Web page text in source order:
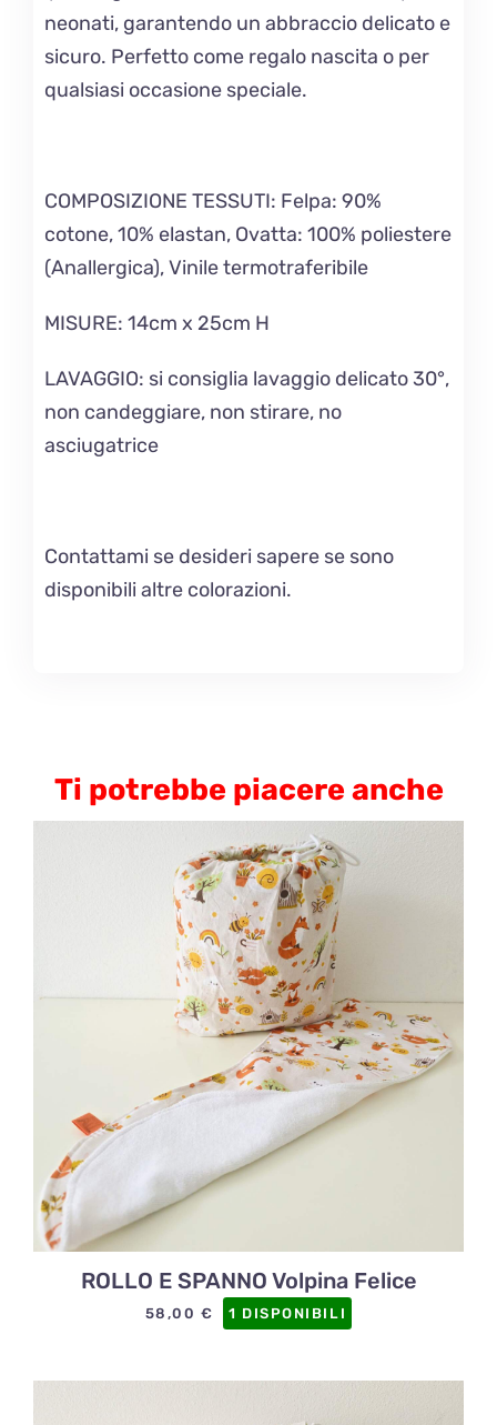
neonati, garantendo un abbraccio delicato e
sicuro. Perfetto come regalo nascita o per
qualsiasi occasione speciale.
COMPOSIZIONE TESSUTI: Felpa: 90%
cotone, 10% elastan, Ovatta: 100% poliestere
(Anallergica), Vinile termotraferibile
MISURE: 14cm x 25cm H
LAVAGGIO: si consiglia lavaggio delicato 30°,
non candeggiare, non stirare, no
asciugatrice
Contattami se desideri sapere se sono
disponibili altre colorazioni.
Ti potrebbe piacere anche
ROLLO E SPANNO Volpina Felice
58,00€ 1 DISPONIBILI